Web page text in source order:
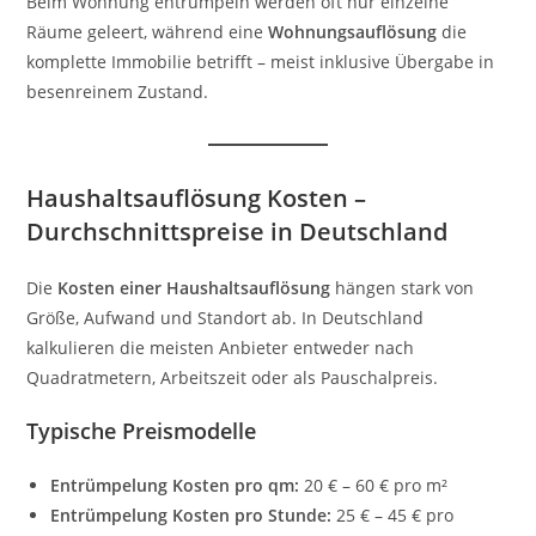
Räume geleert, während eineWohnungsauflösung die
komplette Immobilie betrifft – meist inklusive Übergabe in
besenreinem Zustand.
Haushaltsauflösung Kosten –
Durchschnittspreise in Deutschland
Die Kosten einer Haushaltsauflösung hängen stark von
Größe, Aufwand und Standort ab. In Deutschland
kalkulieren die meisten Anbieter entweder nach
Quadratmetern, Arbeitszeit oder als Pauschalpreis.
Typische Preismodelle
Entrümpelung Kosten pro qm: 20 € – 60 € pro m²
Entrümpelung Kosten pro Stunde: 25 € – 45 € pro